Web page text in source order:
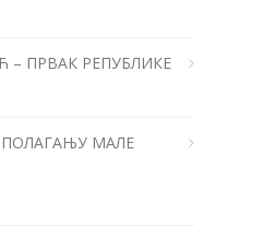
– ПРВАК РЕПУБЛИКЕ
МАЛЕ